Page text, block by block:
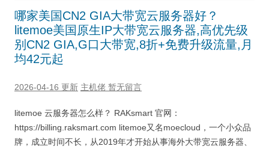
哪家美国CN2 GIA大带宽云服务器好？
litemoe美国原生IP大带宽云服务器,高优先级
别CN2 GIA,G口大带宽,8折+免费升级流量,月
均42元起
2026-04-16 更新 主机佬 暂无留言
litemoe 云服务器怎么样？ RAKsmart 官网：
https://billing.raksmart.com litemoe又名moecloud，一个小众品
牌，成立时间不长，从2019年才开始从事海外大带宽云服务器、